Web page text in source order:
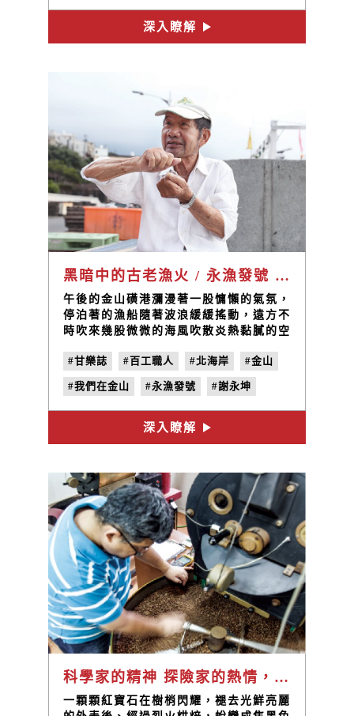
文字堆裡，他也有自己的戲。
#文字
深入瞭解
黑暗中的古老漁火 / 永漁發號 謝永坤
午後的金山磺港瀰漫著一股慵懶的氣氛，
停泊著的漁船隨著波浪緩緩搖動，遠方不
時吹來幾股微微的海風吹散炎熱黏膩的空
具，附近正在處理魚餌的大哥說：「他們
沒有那麼早出來啦，要再晚一點。」每年
的這個季節，磺港的漁民總是日落而作日
出而息，白天的蟄伏是為了應付夜晚的硬
仗。約莫下午四點，漁港漸漸出現了人
影，漁民們慢慢聚集，整裝待發，做好一
#甘樂誌 #百工職人 #北海岸 #金山
#我們在金山 #永漁發號 #謝永坤
#金山磺港 #蹦火仔 #磺火捕魚
#no.25 #我的家在海邊
深入瞭解
科學家的精神 探險家的熱情，用態度成就每一爐精彩風味。
一顆顆紅寶石在樹梢閃耀，褪去光鮮亮麗